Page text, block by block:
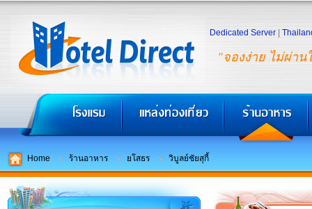
"จองง่าย ไม่ผ่าน
Dedicated Server
Home ร้านอาหาร ยโสธร วิบูลย์ชัยสุกี้